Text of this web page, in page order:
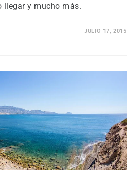
llegar y mucho más.
JULIO 17, 2015